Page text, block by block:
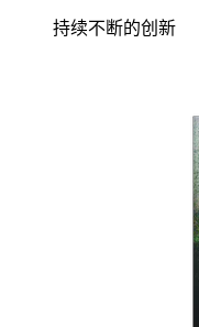
持续不断的创新